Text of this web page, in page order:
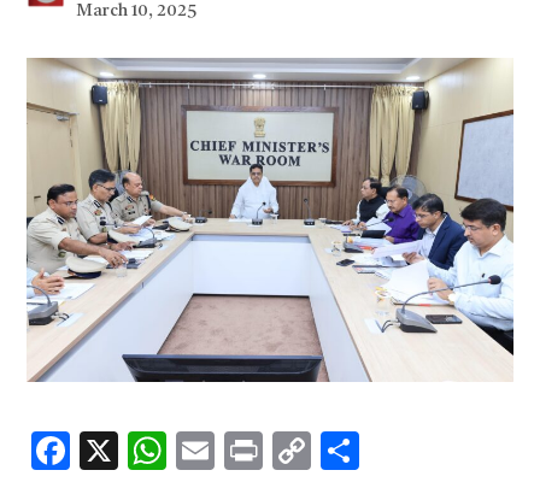
March 10, 2025
Facebook
X WhatsApp
EmailPrintCopy